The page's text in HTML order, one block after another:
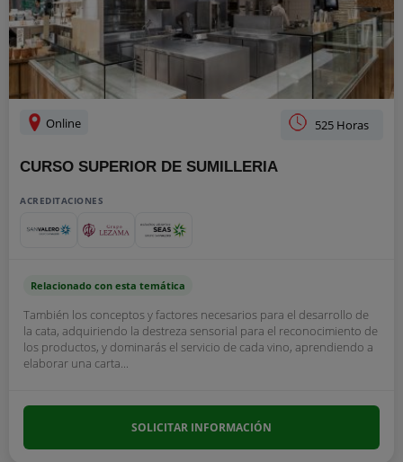
Online 525 Horas
CURSO SUPERIOR DE SUMILLERIA
ACREDITACIONES
Relacionado con esta temática
También los conceptos y factores necesarios para el desarrollo de
la cata, adquiriendo la destreza sensorial para el reconocimiento de
los productos, y dominarás el servicio de cada vino, aprendiendo a
elaborar una carta...
SOLICITAR INFORMACIÓN